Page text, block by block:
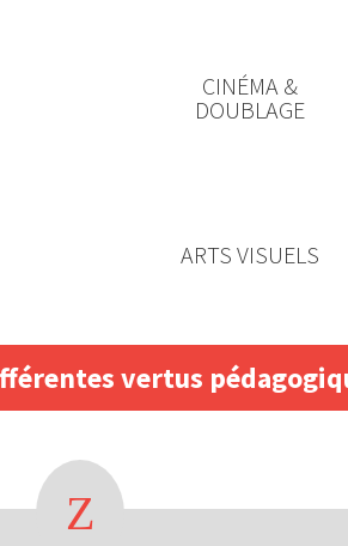
CINÉMA &
DOUBLAGE
ARTS VISUELS
vertus
Z